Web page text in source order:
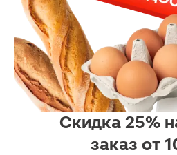
Скидка 25%
заказ от